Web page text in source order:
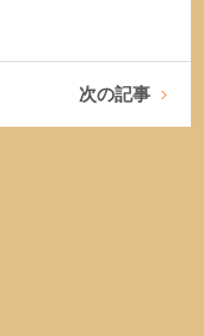
次の記事